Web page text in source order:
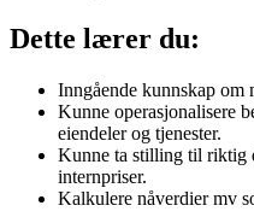
Dette lærer du:
Inngående kunnskap om
Kunne operasjonalisere
eiendeler og tjenester.
Kunne ta stilling til riktig
internpriser.
Kalkulere nåverdier mv